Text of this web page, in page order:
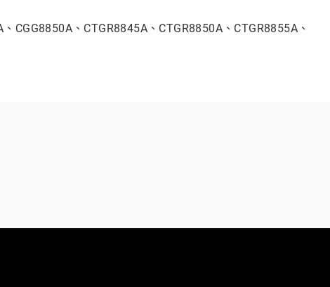
、CTGR8845A、CTGR8850A、CTGR8855A、